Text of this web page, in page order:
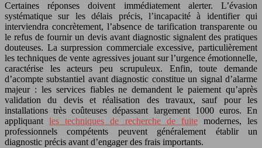
Certaines réponses doivent immédiatement alerter. L’évasion
systématique sur les délais précis, l’incapacité à identifier qui
interviendra concrètement, l’absence de tarification transparente ou
le refus de fournir un devis avant diagnostic signalent des pratiques
douteuses. La surpression commerciale excessive, particulièrement
les techniques de vente agressives jouant sur l’urgence émotionnelle,
caractérise les acteurs peu scrupuleux. Enfin, toute demande
d’acompte substantiel avant diagnostic constitue un signal d’alarme
majeur : les services fiables ne demandent le paiement qu’après
validation du devis et réalisation des travaux, sauf pour les
installations très coûteuses dépassant largement 1000 euros. En
appliquantles techniques de recherche de fuitemodernes, les
professionnels compétents peuvent généralement établir un
diagnostic précis avant d’engager des frais importants.